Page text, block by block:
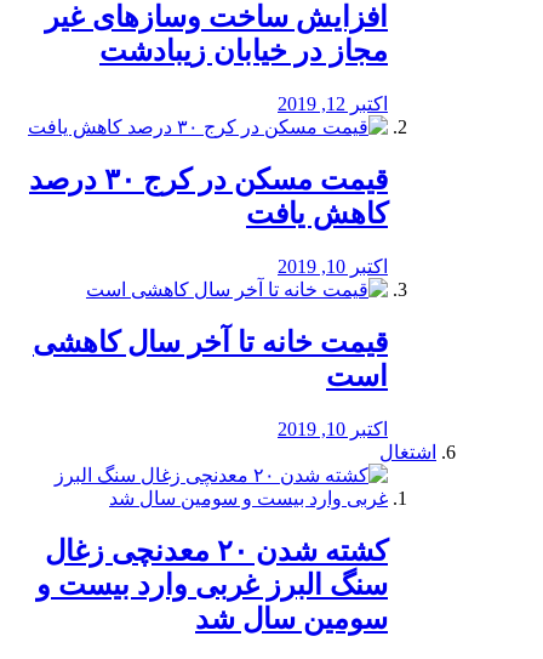
افزایش ساخت وسازهای غیر
مجاز در خیابان زیبادشت
اکتبر 12, 2019
️قیمت مسکن در کرج ۳۰ درصد
کاهش یافت
اکتبر 10, 2019
قیمت خانه تا آخر سال کاهشی
است
اکتبر 10, 2019
اشتغال
کشته شدن ۲۰ معدنچی زغال
سنگ البرز غربی وارد بیست و
سومین سال شد